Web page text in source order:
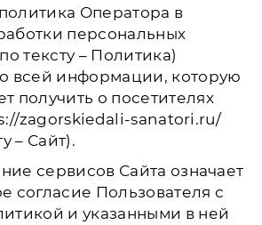
Оператора в
персональных
тексту – Политика)
всей информации, которую
получить о посетителях
zagorskiedali-sanatori.ru/
– Сайт).
сервисов Сайта означает
согласие Пользователя с
и указанными в ней